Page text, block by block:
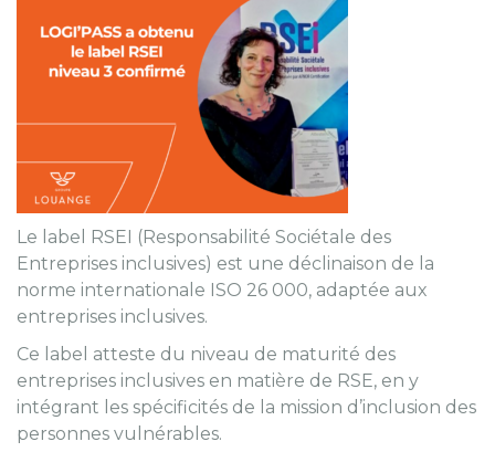
Le label RSEI (Responsabilité Sociétale des
Entreprises inclusives) est une déclinaison de la
norme internationale ISO 26 000, adaptée aux
entreprises inclusives.
Ce label atteste du niveau de maturité des
entreprises inclusives en matière de RSE, en y
intégrant les spécificités de la mission d’inclusion des
personnes vulnérables.